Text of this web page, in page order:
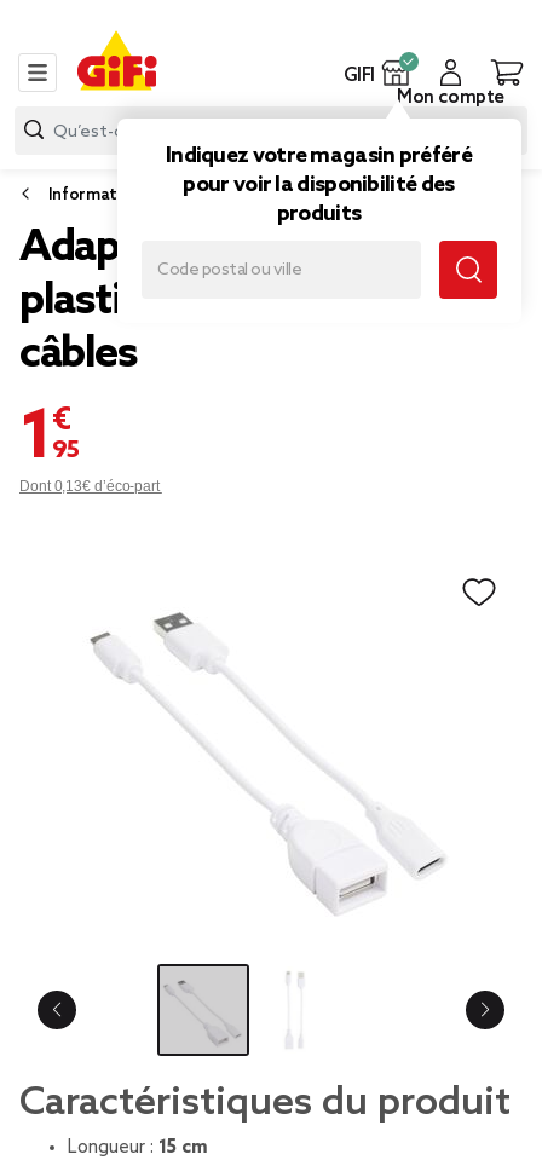
GIFI
Indiquez votre magasin préféré
pour voir la disponibilité des
produits
Mon compte
Informatique
Adaptateur USBA-USBC
plastique blanc L15cm 2
câbles
1,95 €
Dont 0,13€ d’éco-part
Caractéristiques du produit
Longueur : 15 cm